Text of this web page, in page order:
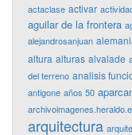
actaclase activar
aguilar de la frontera
alejandrosanjuan
altura alturas alvalade
del terreno analisis
antigone años 50
arquitectura